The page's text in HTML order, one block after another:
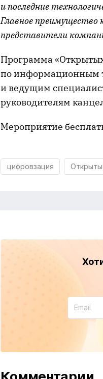
и последние
Главное
представители
Программа
по информационным
и ведущим
руководителям
Мероприятие
цифровзация